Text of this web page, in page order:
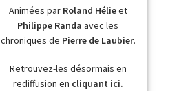
Animées par Roland Hélieet
Philippe Randa avec les
chroniques de Pierre de Laubier.
Retrouvez-les désormais en
rediffusion en cliquant ici.